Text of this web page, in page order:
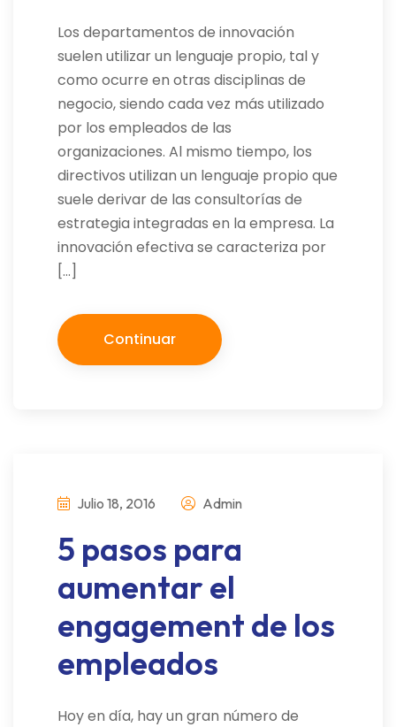
Los departamentos de innovación
suelen utilizar un lenguaje propio, tal y
como ocurre en otras disciplinas de
negocio, siendo cada vez más utilizado
por los empleados de las
organizaciones. Al mismo tiempo, los
directivos utilizan un lenguaje propio que
suele derivar de las consultorías de
estrategia integradas en la empresa. La
innovación efectiva se caracteriza por
[…]
Continuar
Julio 18, 2016 Admin
5 pasos para
aumentar el
engagement de los
empleados
Hoy en día, hay un gran número de